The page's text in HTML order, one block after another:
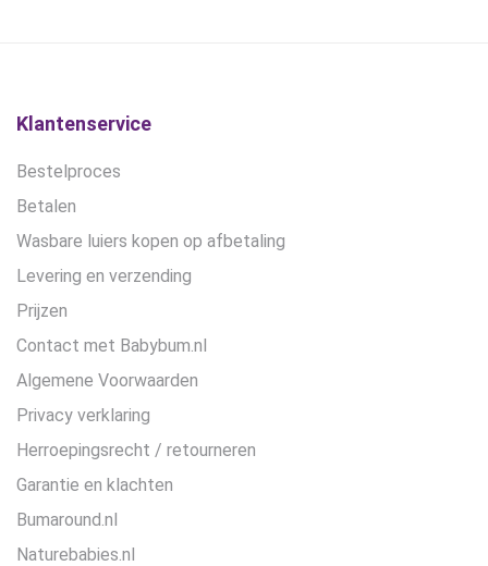
Klantenservice
Bestelproces
Betalen
Wasbare luiers kopen op afbetaling
Levering en verzending
Prijzen
Contact met Babybum.nl
Algemene Voorwaarden
Privacy verklaring
Herroepingsrecht / retourneren
Garantie en klachten
Bumaround.nl
Naturebabies.nl